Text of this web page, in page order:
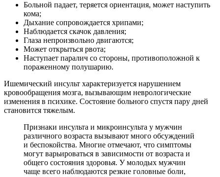
Больной падает, теряется ориентация, может наступить
кома;
Дыхание сопровождается хрипами;
Наблюдается скачок давления;
Глаза непроизвольно двигаются;
Может открыться рвота;
Наступает паралич со стороны, противоположной к
пораженному полушарию.
Ишемический инсульт характеризуется нарушением
кровообращения мозга, вызывающим неврологические
изменения в психике. Состояние больного спустя пару дней
становится тяжелым.
Признаки инсульта и микроинсульта у мужчин
различного возраста вызывают много обсуждений
и беспокойства. Многие отмечают, что симптомы
могут варьироваться в зависимости от возраста и
общего состояния здоровья. У молодых мужчин
чаще всего наблюдаются резкие головные боли,